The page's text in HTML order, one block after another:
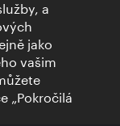
a
jako
vašim
„Pokročilá